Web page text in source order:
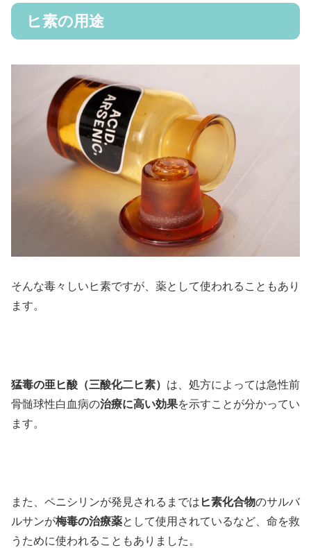
ヒ素の用途
そんな毒々しいヒ素ですが、薬として使われることもあり
ます。
猛毒の亜ヒ酸（三酸化二ヒ素） は、処方によっては急性前
骨髄球性白血病の治療に高い効果を示すことが分かってい
ます。
また、ペニシリンが発見されるまでは ヒ素化合物のサルバ
ルサンが梅毒の治療薬として使用されているなど、命を救
うために使われることもありました。